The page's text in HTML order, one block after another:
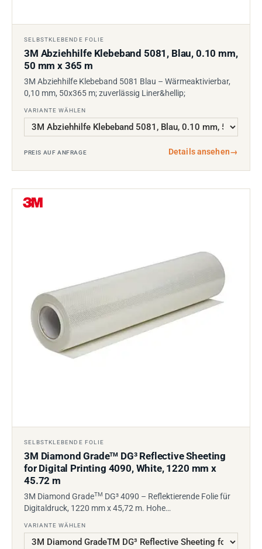
SELBSTKLEBENDE FOLIE
3M Abziehhilfe Klebeband 5081, Blau, 0.10 mm,
50 mm x 365 m
3M Abziehhilfe Klebeband 5081 Blau – Wärmeaktivierbar,
0,10 mm, 50x365 m; zuverlässig Liner&hellip;
VARIANTE WÄHLEN
PREIS AUF ANFRAGE Details ansehen→
SELBSTKLEBENDE FOLIE
3M Diamond GradeTM DG³ Reflective Sheeting
for Digital Printing 4090, White, 1220 mm x
45.72 m
3M Diamond GradeTM DG³ 4090 – Reflektierende Folie für
Digitaldruck, 1220 mm x 45,72 m. Hohe…
VARIANTE WÄHLEN